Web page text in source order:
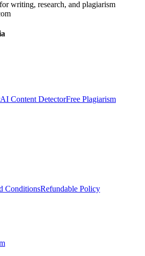
writing, research, and plagiarism
AI Content DetectorFree Plagiarism
ConditionsRefundable Policy